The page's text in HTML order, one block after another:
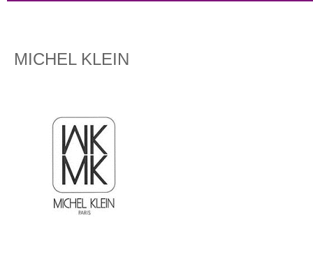
MICHEL KLEIN